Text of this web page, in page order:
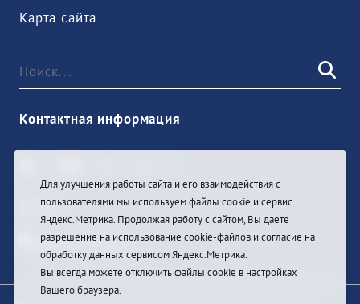
Карта сайта
Контактная информация
Войти
Для улучшения работы сайта и его взаимодействия с
пользователями мы используем файлы cookie и сервис
Яндекс.Метрика. Продолжая работу с сайтом, Вы даете
разрешение на использование cookie-файлов и согласие на
обработку данных сервисом Яндекс.Метрика.
Вы всегда можете отключить файлы cookie в настройках
Вашего браузера.